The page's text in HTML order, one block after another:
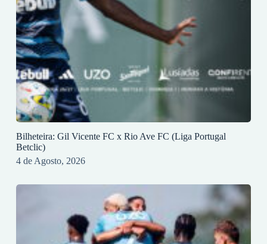
Bilheteira: Gil Vicente FC x Rio Ave FC (Liga Portugal
Betclic)
4 de Agosto, 2026